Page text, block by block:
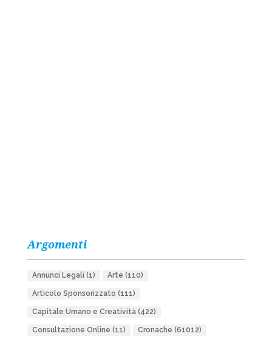
Argomenti
Annunci Legali (1) Arte (110)
Articolo Sponsorizzato (111)
Capitale Umano e Creatività(422)
Consultazione Online (11) Cronache (61012)